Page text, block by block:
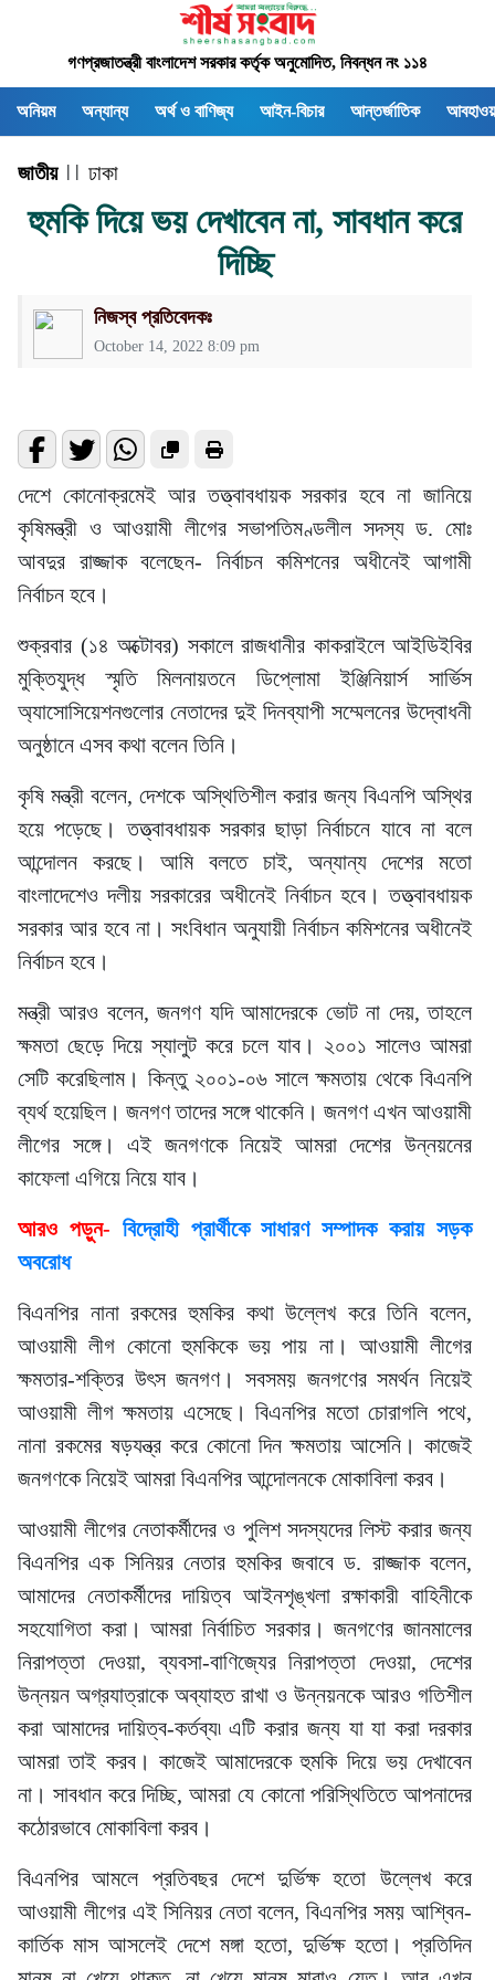
গণপ্রজাতন্ত্রী বাংলাদেশ সরকার কর্তৃক অনুমোদিত, নিবন্ধন নং ১১৪
অনিয়ম অন্যান্য অর্থ ও বাণিজ্য আইন-বিচার আন্তর্জাতিক
জাতীয়| | ঢাকা
হুমকি দিয়ে ভয় দেখাবেন না, সাবধান করে
দিচ্ছি
নিজস্ব প্রতিবেদকঃ
October 14, 2022 8:09 pm
দেশে কোনোক্রমেই আর তত্ত্বাবধায়ক সরকার হবে না জানিয়ে
কৃষিমন্ত্রী ও আওয়ামী লীগের সভাপতিমণ্ডলীল সদস্য ড. মোঃ
আবদুর রাজ্জাক বলেছেন- নির্বাচন কমিশনের অধীনেই আগামী
নির্বাচন হবে।
শুক্রবার (১৪ অক্টোবর) সকালে রাজধানীর কাকরাইলে আইডিইবির
মুক্তিযুদ্ধ স্মৃতি মিলনায়তনে ডিপ্লোমা ইঞ্জিনিয়ার্স সার্ভিস
অ্যাসোসিয়েশনগুলোর নেতাদের দুই দিনব্যাপী সম্মেলনের উদ্বোধনী
অনুষ্ঠানে এসব কথা বলেন তিনি।
কৃষি মন্ত্রী বলেন, দেশকে অস্থিতিশীল করার জন্য বিএনপি অস্থির
হয়ে পড়েছে। তত্ত্বাবধায়ক সরকার ছাড়া নির্বাচনে যাবে না বলে
আন্দোলন করছে। আমি বলতে চাই, অন্যান্য দেশের মতো
বাংলাদেশেও দলীয় সরকারের অধীনেই নির্বাচন হবে। তত্ত্বাবধায়ক
সরকার আর হবে না। সংবিধান অনুযায়ী নির্বাচন কমিশনের অধীনেই
নির্বাচন হবে।
মন্ত্রী আরও বলেন, জনগণ যদি আমাদেরকে ভোট না দেয়, তাহলে
ক্ষমতা ছেড়ে দিয়ে স্যালুট করে চলে যাব। ২০০১ সালেও আমরা
সেটি করেছিলাম। কিন্তু ২০০১-০৬ সালে ক্ষমতায় থেকে বিএনপি
ব্যর্থ হয়েছিল। জনগণ তাদের সঙ্গে থাকেনি। জনগণ এখন আওয়ামী
লীগের সঙ্গে। এই জনগণকে নিয়েই আমরা দেশের উন্নয়নের
কাফেলা এগিয়ে নিয়ে যাব।
আরও পড়ুন- বিদ্রোহী প্রার্থীকে সাধারণ সম্পাদক করায় সড়ক
অবরোধ
বিএনপির নানা রকমের হুমকির কথা উল্লেখ করে তিনি বলেন,
আওয়ামী লীগ কোনো হুমকিকে ভয় পায় না। আওয়ামী লীগের
ক্ষমতার-শক্তির উৎস জনগণ। সবসময় জনগণের সমর্থন নিয়েই
আওয়ামী লীগ ক্ষমতায় এসেছে। বিএনপির মতো চোরাগলি পথে,
নানা রকমের ষড়যন্ত্র করে কোনো দিন ক্ষমতায় আসেনি। কাজেই
জনগণকে নিয়েই আমরা বিএনপির আন্দোলনকে মোকাবিলা করব।
আওয়ামী লীগের নেতাকর্মীদের ও পুলিশ সদস্যদের লিস্ট করার জন্য
বিএনপির এক সিনিয়র নেতার হুমকির জবাবে ড. রাজ্জাক বলেন,
আমাদের নেতাকর্মীদের দায়িত্ব আইনশৃঙ্খলা রক্ষাকারী বাহিনীকে
সহযোগিতা করা। আমরা নির্বাচিত সরকার। জনগণের জানমালের
নিরাপত্তা দেওয়া, ব্যবসা-বাণিজ্যের নিরাপত্তা দেওয়া, দেশের
উন্নয়ন অগ্রযাত্রাকে অব্যাহত রাখা ও উন্নয়নকে আরও গতিশীল
করা আমাদের দায়িত্ব-কর্তব্য৷ এটি করার জন্য যা যা করা দরকার
আমরা তাই করব। কাজেই আমাদেরকে হুমকি দিয়ে ভয় দেখাবেন
না। সাবধান করে দিচ্ছি, আমরা যে কোনো পরিস্থিতিতে আপনাদের
কঠোরভাবে মোকাবিলা করব।
বিএনপির আমলে প্রতিবছর দেশে দুর্ভিক্ষ হতো উল্লেখ করে
আওয়ামী লীগের এই সিনিয়র নেতা বলেন, বিএনপির সময় আশ্বিন-
কার্তিক মাস আসলেই দেশে মঙ্গা হতো, দুর্ভিক্ষ হতো। প্রতিদিন